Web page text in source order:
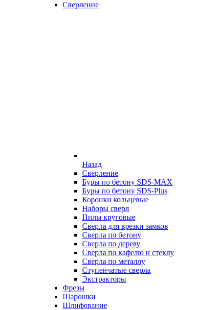
Сверление
Назад
Сверление
Буры по бетону SDS-MAX
Буры по бетону SDS-Plus
Коронки кольцевые
Наборы сверл
Пилы круговые
Сверла для врезки замков
Сверла по бетону
Сверла по дереву
Сверла по кафелю и стеклу
Сверла по металлу
Ступенчатые сверла
Экстракторы
Фрезы
Шарошки
Шлифование